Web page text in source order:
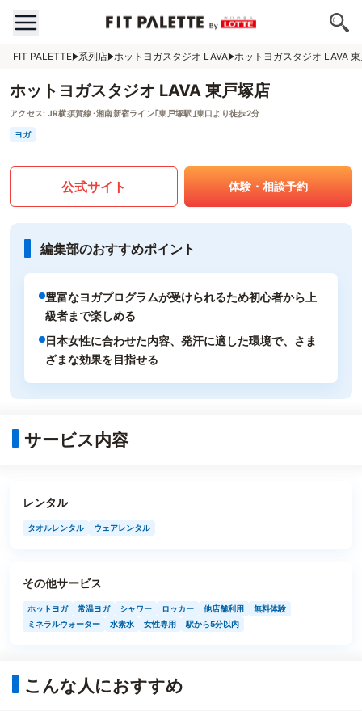
FIT PALETTE 系列店 ホットヨガスタジオ LAVA ホットヨガスタジオ LAVA
ホットヨガスタジオ LAVA 東戸塚店
アクセス: JR横須賀線･湘南新宿ライン｢東戸塚駅｣東口より徒歩2分
ヨガ
公式サイト 体験・相談予約
編集部のおすすめポイント
豊富なヨガプログラムが受けられるため初心者から上
級者まで楽しめる
日本女性に合わせた内容、発汗に適した環境で、さま
ざまな効果を目指せる
サービス内容
レンタル
タオルレンタル ウェアレンタル
その他サービス
ホットヨガ 常温ヨガ シャワー ロッカー 他店舗利用
無料体験
ミネラルウォーター
水素水 女性専用 駅から5分以内
こんな人におすすめ